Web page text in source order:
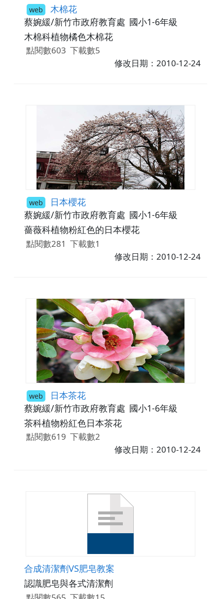
web 木棉花
蔡婉緩/新竹市政府教育處 國小1-6年級
木棉科植物橘色木棉花
點閱數603 下載數5
修改日期：2010-12-24
web 日本櫻花
蔡婉緩/新竹市政府教育處 國小1-6年級
薔薇科植物粉紅色的日本櫻花
點閱數281 下載數1
修改日期：2010-12-24
web 日本茶花
蔡婉緩/新竹市政府教育處 國小1-6年級
茶科植物粉紅色日本茶花
點閱數619 下載數2
修改日期：2010-12-24
合成清潔劑VS肥皂教案
認識肥皂與各式清潔劑